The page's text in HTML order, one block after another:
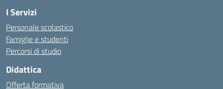
I Servizi
Personale scolastico
Famiglie e studenti
Percorsi di studio
Didattica
Offerta formativa